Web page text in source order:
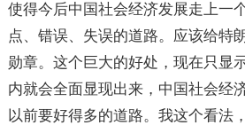
使得今后中国社会经济发展走上一
点、错误、失误的道路。应该给特
勋章。这个巨大的好处，现在只显
内就会全面显现出来，中国社会经
以前要好得多的道路。我这个看法